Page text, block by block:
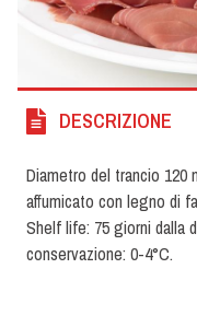
DESCRIZIONE
Diametro del trancio 120
affumicato con legno di
Shelf life: 75 giorni dalla
conservazione: 0-4°C.